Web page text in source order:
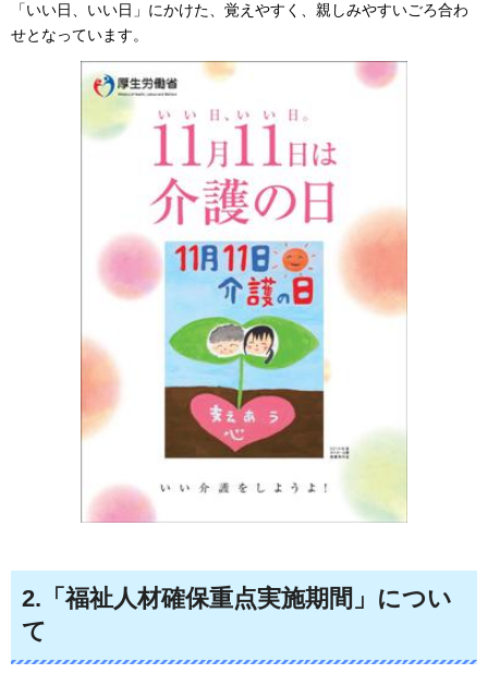
「いい日、いい日」にかけた、覚えやすく、親しみやすいごろ合わ
せとなっています。
2.「福祉人材確保重点実施期間」につい
て